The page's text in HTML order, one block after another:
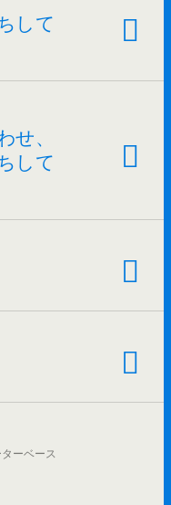
して
、
して
ーベース